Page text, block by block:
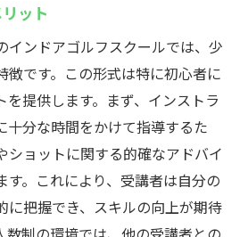
ルフスクール
立つ指導法
なコミュニケーションスキル
磨する意義
技術の習得法
流の場の提供
係の両立を目指す
通えるインドアゴルフスクー
ット
インドアゴルフスクールでは、少
徴です。この形式は特に初心者に
を提供します。まず、インストラ
十分な時間をかけて指導するた
ショットに関する的確なアドバイ
す。これにより、受講者は自分の
に把握でき、スキルの向上が期待